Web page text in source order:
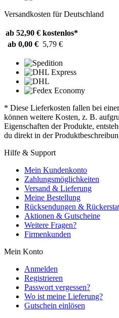
Versandkosten für Deutschland
ab 52,90 € kostenlos*
ab 0,00 € 5,79 €
* Diese Lieferkosten fallen bei
können weitere Kosten, z. B.
Eigenschaften der Produkte,
du direkt in der
Hilfe & Support
Mein Kundenkonto
Zahlungsmöglichkeiten
Versand & Lieferung
Meine Bestellung
Rücksendungen &
Aktionen & Gutscheine
Weitere Fragen?
Firmenkunden
Mein Konto
Anmelden
Registrieren
Passwort vergessen?
Wo ist meine Lieferung?
Gutschein einlösen